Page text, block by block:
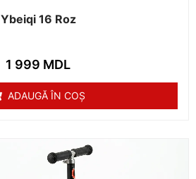
Ybeiqi 16 Roz
1 999 MDL
ADAUGĂ ÎN COȘ